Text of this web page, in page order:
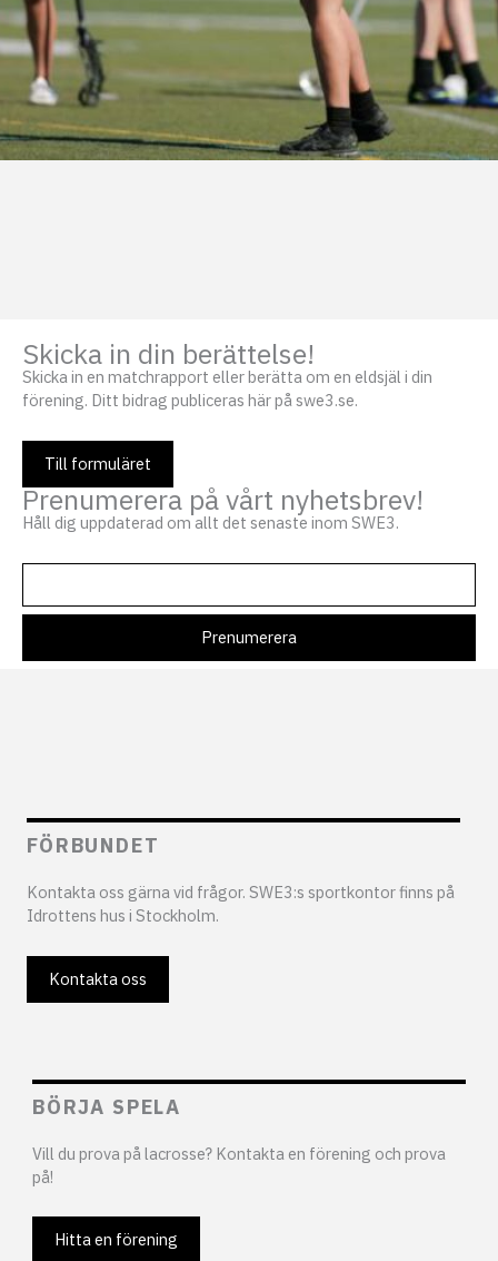
Skicka in din berättelse!
Skicka in en matchrapport eller berätta om en eldsjäl i din
förening. Ditt bidrag publiceras här på swe3.se.
Till formuläret
Prenumerera på vårt nyhetsbrev!
Håll dig uppdaterad om allt det senaste inom SWE3.
FÖRBUNDET
Kontakta oss gärna vid frågor. SWE3:s sportkontor finns på
Idrottens hus i Stockholm.
Kontakta oss
BÖRJA SPELA
Vill du prova på lacrosse? Kontakta en förening och prova
på!
Hitta en förening